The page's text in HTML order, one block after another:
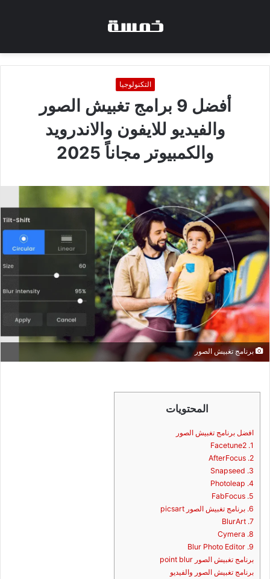
التكنولوجيا
أفضل 9 برامج تغبيش الصور
والفيديو للايفون والاندرويد
والكمبيوتر مجاناً 2025
برنامج تغبيش الصور
المحتويات
افضل برنامج تغبيش الصور
1. Facetune2
2. AfterFocus
3. Snapseed
4. Photoleap
5. FabFocus
6. برنامج تغبيش الصور picsart
7. BlurArt
8. Cymera
9. Blur Photo Editor
برنامج تغبيش الصور point blur
برنامج تغبيش الصور والفيديو